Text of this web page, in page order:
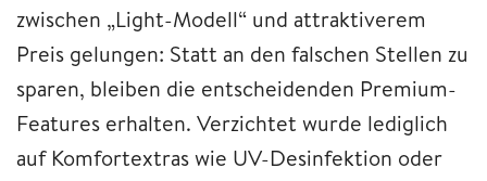
zwischen „Light-Modell“ und attraktiverem
Preis gelungen: Statt an den falschen Stellen zu
sparen, bleiben die entscheidenden Premium-
Features erhalten. Verzichtet wurde lediglich
auf Komfortextras wie UV-Desinfektion oder